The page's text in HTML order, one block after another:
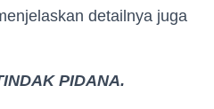
detailnya juga
PIDANA.